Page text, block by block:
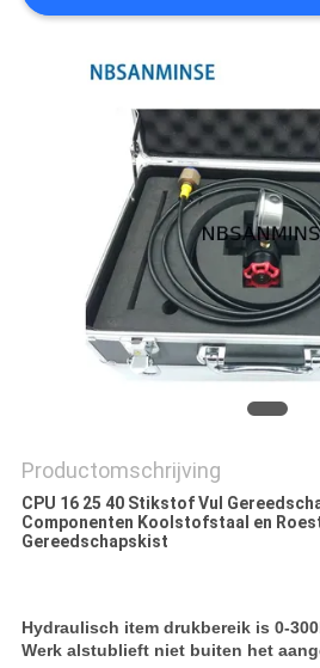
Productomschrijving
CPU 16 25 40 Stikstof Vul
Componenten Koolstofstaal en
Gereedschapskist
Hydraulisch item drukbereik is 0-
Werk alstublieft niet buiten het